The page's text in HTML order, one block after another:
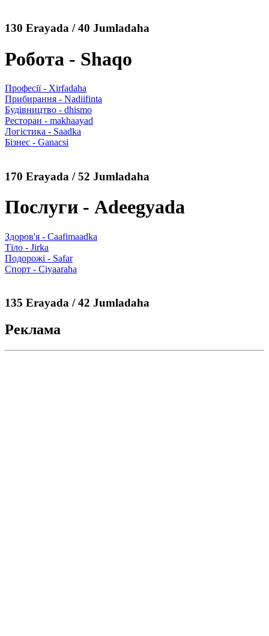
130 Erayada / 40 Jumladaha
Робота - Shaqo
Професії - Xirfadaha
Прибирання - Nadiifinta
Будівництво - dhismo
Ресторан - makhaayad
Логістика - Saadka
Бізнес - Ganacsi
170 Erayada / 52 Jumladaha
Послуги - Adeegyada
Здоров'я - Caafimaadka
Тіло - Jirka
Подорожі - Safar
Спорт - Ciyaaraha
135 Erayada / 42 Jumladaha
Реклама